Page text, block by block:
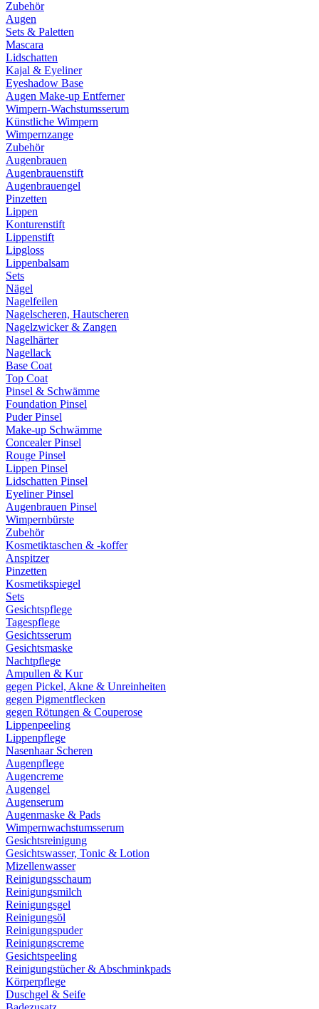
Zubehör
Augen
Sets & Paletten
Mascara
Lidschatten
Kajal & Eyeliner
Eyeshadow Base
Augen Make-up Entferner
Wimpern-Wachstumsserum
Künstliche Wimpern
Wimpernzange
Zubehör
Augenbrauen
Augenbrauenstift
Augenbrauengel
Pinzetten
Lippen
Konturenstift
Lippenstift
Lipgloss
Lippenbalsam
Sets
Nägel
Nagelfeilen
Nagelscheren, Hautscheren
Nagelzwicker & Zangen
Nagelhärter
Nagellack
Base Coat
Top Coat
Pinsel & Schwämme
Foundation Pinsel
Puder Pinsel
Make-up Schwämme
Concealer Pinsel
Rouge Pinsel
Lippen Pinsel
Lidschatten Pinsel
Eyeliner Pinsel
Augenbrauen Pinsel
Wimpernbürste
Zubehör
Kosmetiktaschen & -koffer
Anspitzer
Pinzetten
Kosmetikspiegel
Sets
Gesichtspflege
Tagespflege
Gesichtsserum
Gesichtsmaske
Nachtpflege
Ampullen & Kur
gegen Pickel, Akne & Unreinheiten
gegen Pigmentflecken
gegen Rötungen & Couperose
Lippenpeeling
Lippenpflege
Nasenhaar Scheren
Augenpflege
Augencreme
Augengel
Augenserum
Augenmaske & Pads
Wimpernwachstumsserum
Gesichtsreinigung
Gesichtswasser, Tonic & Lotion
Mizellenwasser
Reinigungsschaum
Reinigungsmilch
Reinigungsgel
Reinigungsöl
Reinigungspuder
Reinigungscreme
Gesichtspeeling
Reinigungstücher & Abschminkpads
Körperpflege
Duschgel & Seife